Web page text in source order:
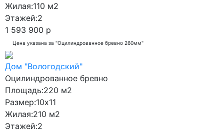
Жилая:110 м2
Этажей:2
1 593 900 р
Цена указана за "Оцилиндрованное бревно 260мм"
Дом "Вологодский"
Оцилиндрованное бревно
Площадь:220 м2
Размер:10x11
Жилая:210 м2
Этажей:2